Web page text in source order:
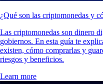
¿Qué son las criptomonedas y
Las criptomonedas son dinero
gobiernos. En esta guía te
existen, cómo comprarlas y
riesgos y beneficios.
Learn more